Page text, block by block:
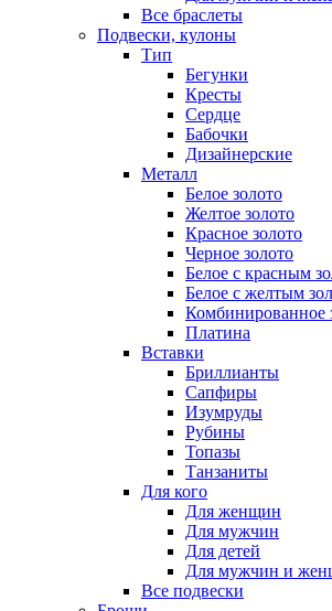
Все браслеты
Подвески, кулоны
Тип
Бегунки
Кресты
Сердце
Бабочки
Дизайнерские
Металл
Белое золото
Желтое золото
Красное золото
Черное золото
Белое с красным
Белое с желтым
Комбинированное
Платина
Вставки
Бриллианты
Сапфиры
Изумруды
Рубины
Топазы
Танзаниты
Для кого
Для женщин
Для мужчин
Для детей
Для мужчин и
Все подвески